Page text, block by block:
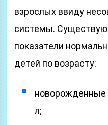
взрослых ввиду
системы.
показатели
детей по возрасту:
л;